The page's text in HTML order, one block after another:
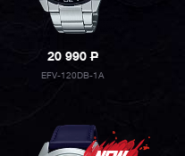
20 990P
EFV-120DB-1A